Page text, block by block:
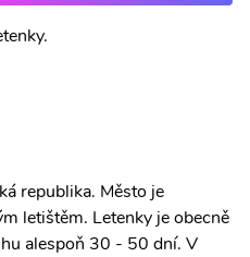
republika. Město je
letištěm. Letenky je obecně
alespoň 30 - 50 dní. V